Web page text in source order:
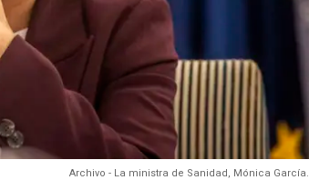
Archivo - La ministra de Sanidad, Mónica García.